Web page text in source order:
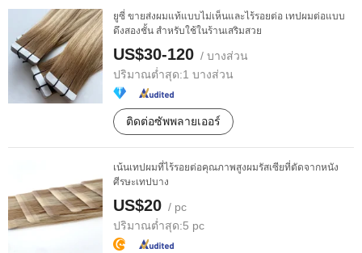
ยูซี่ ขายส่งผมแท้แบบไม่เห็นและไร้รอยต่อ เทปผมต่อแบบ
ดึงสองชั้น สำหรับใช้ในร้านเสริมสวย
US$30-120 / บางส่วน
ปริมาณต่ำสุด:1 บางส่วน
ติดต่อซัพพลายเออร์
เน้นเทปผมที่ไร้รอยต่อคุณภาพสูงผมรัสเซียที่ตัดจากหนัง
ศีรษะเทปบาง
US$20 / pc
ปริมาณต่ำสุด:5 pc